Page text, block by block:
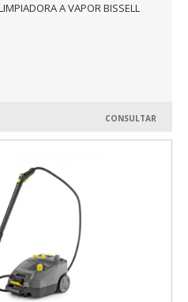
A VAPOR BISSELL
CONSULTAR